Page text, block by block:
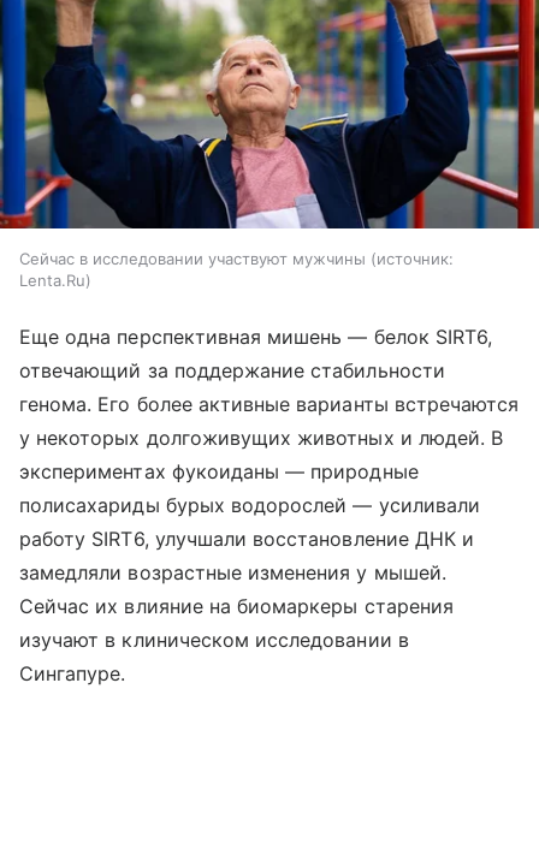
Сейчас в исследовании участвуют мужчины
источник:
Lenta.Ru
Еще одна перспективная мишень — белок SIRT6,
отвечающий за поддержание стабильности
генома. Его более активные варианты встречаются
у некоторых долгоживущих животных и людей. В
экспериментах фукоиданы — природные
полисахариды бурых водорослей — усиливали
работу SIRT6, улучшали восстановление ДНК и
замедляли возрастные изменения у мышей.
Сейчас их влияние на биомаркеры старения
изучают в клиническом исследовании в
Сингапуре.